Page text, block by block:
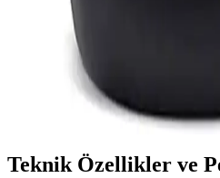
Xiaomi Mi Airdots
Kullanıcı Deneyimleri
Xiaomi Mi Airdots, uygun fiyatlı ve
arasında öne çıkıyor. Bluetooth
ömrü ile günlük kullanımda avantaj
Teknik Özellikler ve